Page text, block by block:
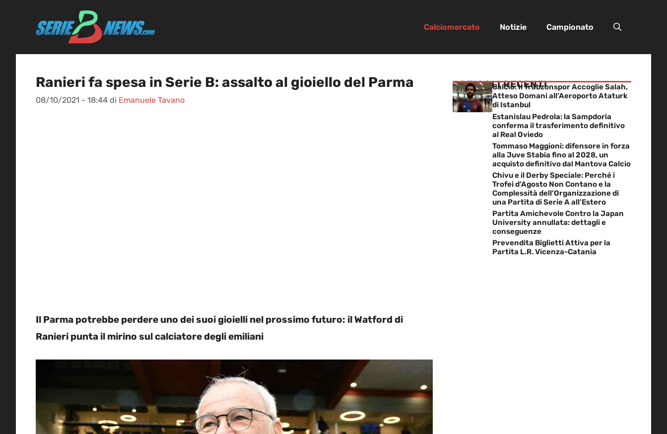
Calciomercato Notizie Campionato
Ranieri fa spesa in Serie B: assalto al gioiello del Parma
08/10/2021 - 18:44 di Emanuele Tavano
Il Parma potrebbe perdere uno dei suoi gioielli nel prossimo futuro: il Watford di
Ranieri punta il mirino sul calciatore degli emiliani
ARTICOLI RECENTI
Calcio: Il Trabzonspor Accoglie Salah,
Atteso Domani all’Aeroporto Ataturk
di Istanbul
Estanislau Pedrola: la Sampdoria
conferma il trasferimento definitivo
al Real Oviedo
Tommaso Maggioni: difensore in forza
alla Juve Stabia fino al 2028, un
acquisto definitivo dal Mantova Calcio
Chivu e il Derby Speciale: Perché i
Trofei d’Agosto Non Contano e la
Complessità dell’Organizzazione di
una Partita di Serie A all’Estero
Partita Amichevole Contro la Japan
University annullata: dettagli e
conseguenze
Prevendita Biglietti Attiva per la
Partita L.R. Vicenza-Catania